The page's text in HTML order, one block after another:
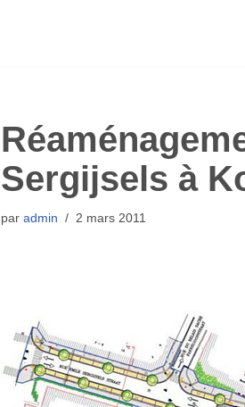
Sergijsels à
par admin 2 mars 2011